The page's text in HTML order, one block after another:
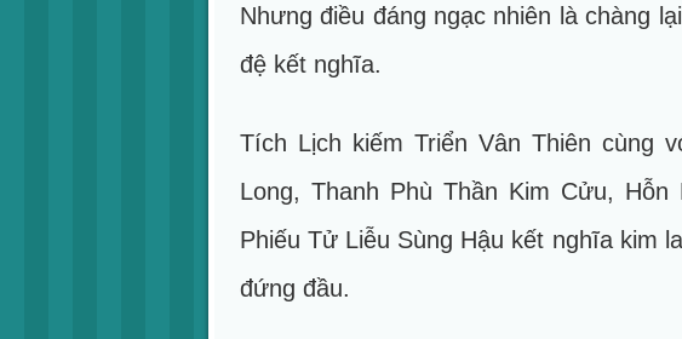
Nhưng điều đáng ngạc nhiên là chàng
đệ kết nghĩa.
Tích Lịch kiếm Triển Vân Thiên cùng
Long, Thanh Phù Thần Kim Cửu,
Phiếu Tử Liễu Sùng Hậu kết nghĩa kim
đứng đầu.